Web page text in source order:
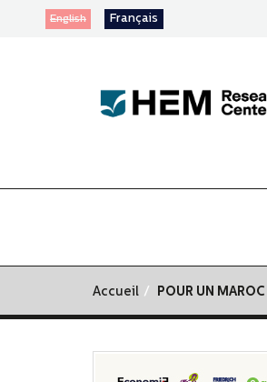
English Français
Accueil POUR UN